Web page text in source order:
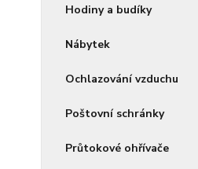
Hodiny a budíky
Nábytek
Ochlazování vzduchu
Poštovní schránky
Průtokové ohřívače